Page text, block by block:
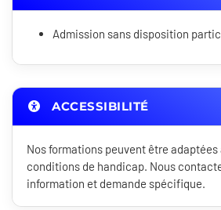
Admission sans disposition
ACCESSIBILITÉ
Nos formations peuvent être
conditions de handicap. Nous
information et demande spécifique.